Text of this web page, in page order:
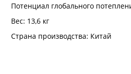
Потенциал глобального
Вес: 13,6 кг
Страна производства: Китай